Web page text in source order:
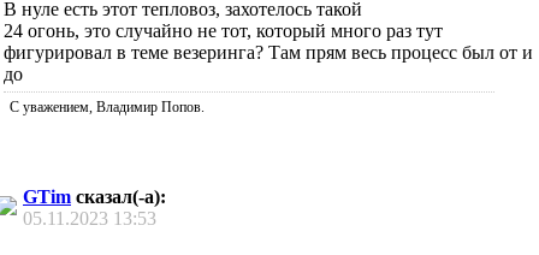
В нуле есть этот тепловоз, захотелось такой
24 огонь, это случайно не тот, который много раз тут
фигурировал в теме везеринга? Там прям весь процесс был от и
до
С уважением, Владимир Попов.
GTim сказал(-а):
05.11.2023 13:53